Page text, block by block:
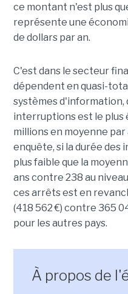
ce montant n'est plus
représente une
de dollars par an.
C'est dans le secteur
dépendent en quasi-
systèmes d'information,
interruptions est le plus
millions en moyenne
enquête, si la durée
plus faible que la
ans contre 238 au
ces arrêts est en
(418 562 €) contre 365
pour les autres pays.
À propos de